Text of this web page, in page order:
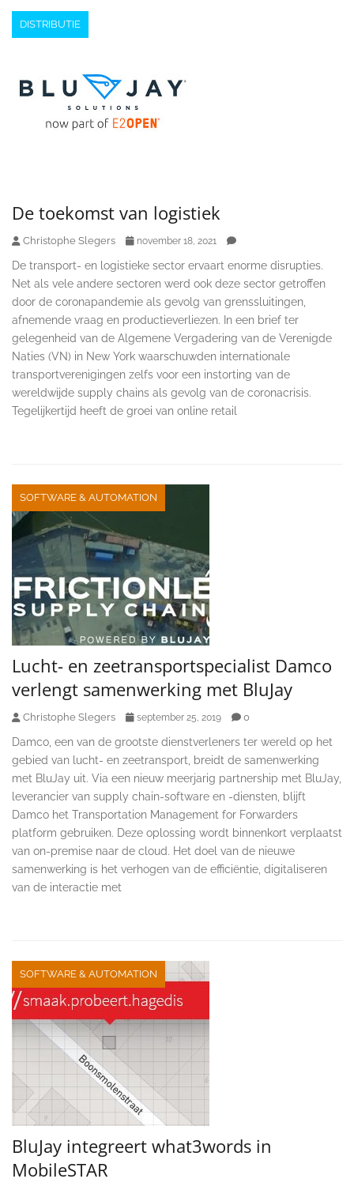
DISTRIBUTIE
De toekomst van logistiek
Christophe Slegers november 18, 2021
De transport- en logistieke sector ervaart enorme disrupties.
Net als vele andere sectoren werd ook deze sector getroffen
door de coronapandemie als gevolg van grenssluitingen,
afnemende vraag en productieverliezen. In een brief ter
gelegenheid van de Algemene Vergadering van de Verenigde
Naties (VN) in New York waarschuwden internationale
transportverenigingen zelfs voor een instorting van de
wereldwijde supply chains als gevolg van de coronacrisis.
Tegelijkertijd heeft de groei van online retail
SOFTWARE & AUTOMATION
Lucht- en zeetransportspecialist Damco
verlengt samenwerking met BluJay
Christophe Slegers september 25, 2019 0
Damco, een van de grootste dienstverleners ter wereld op het
gebied van lucht- en zeetransport, breidt de samenwerking
met BluJay uit. Via een nieuw meerjarig partnership met BluJay,
leverancier van supply chain-software en -diensten, blijft
Damco het Transportation Management for Forwarders
platform gebruiken. Deze oplossing wordt binnenkort verplaatst
van on-premise naar de cloud. Het doel van de nieuwe
samenwerking is het verhogen van de efficiëntie, digitaliseren
van de interactie met
SOFTWARE & AUTOMATION
BluJay integreert what3words in
MobileSTAR